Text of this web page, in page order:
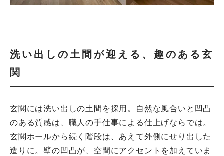
洗い出しの土間が迎える、趣のある玄
関
玄関には洗い出しの土間を採用。自然な風合いと凹凸
のある質感は、職人の手仕事による仕上げならでは。
玄関ホールから続く階段は、あえて外側にせり出した
造りに。壁の凹凸が、空間にアクセントを加えていま